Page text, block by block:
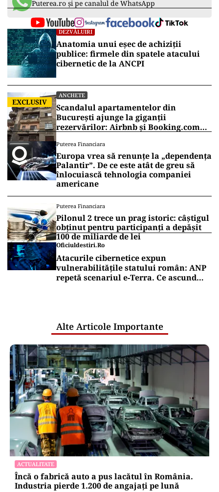
Puterea.ro și pe canalul de WhatsApp
DEZVĂLUIRI
Anatomia unui eșec de achiziții
publice: firmele din spatele atacului
cibernetic de la ANCPI
EXCLUSIV
ANCHETE
Scandalul apartamentelor din
București ajunge la giganții
rezervărilor: Airbnb și Booking.com
Puterea Financiara
Europa vrea să renunțe la „dependența
Palantir”. De ce este atât de greu să
înlocuiască tehnologia companiei
americane
Puterea Financiara
Pilonul 2 trece un prag istoric: câștigul
obținut pentru participanți a depășit
100 de miliarde de lei
Oficiuldestiri.ro
Atacurile cibernetice expun
vulnerabilitățile statului român: ANP
repetă scenariul e‑Terra. Ce ascund
Alte Articole Importante
ACTUALITATE
Încă o fabrică auto a pus lacătul în România.
Industria pierde 1.200 de angajați pe lună